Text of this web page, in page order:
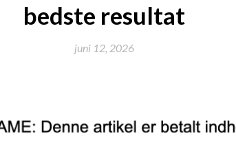
bedste resultat
juni 12, 2026